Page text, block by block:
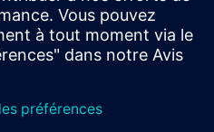
surveillance des machines